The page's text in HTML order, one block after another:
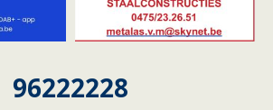
96222228